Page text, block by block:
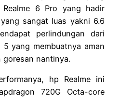
6 Pro yang hadir
sangat luas yakni 6.6
perlindungan dari
yang membuatnya aman
goresan nantinya.
hp Realme ini
720G Octa-core